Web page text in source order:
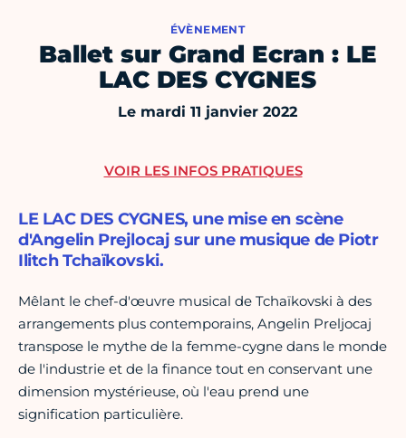
ÉVÈNEMENT
Ballet sur Grand Ecran : LE
LAC DES CYGNES
Le mardi 11 janvier 2022
LE LAC DES CYGNES, une mise en scène
d'Angelin Prejlocaj sur une musique de Piotr
Ilitch Tchaïkovski.
Mêlant le chef-d'œuvre musical de Tchaïkovski à des
arrangements plus contemporains, Angelin Preljocaj
transpose le mythe de la femme-cygne dans le monde
de l'industrie et de la finance tout en conservant une
dimension mystérieuse, où l'eau prend une
signification particulière.
VOIR LES INFOS PRATIQUES